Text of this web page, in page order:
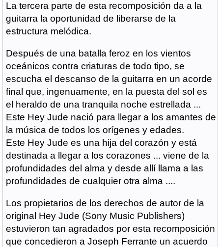
La tercera parte de esta recomposición da a la
guitarra la oportunidad de liberarse de la
estructura melódica.
Después de una batalla feroz en los vientos
oceánicos contra criaturas de todo tipo, se
escucha el descanso de la guitarra en un acorde
final que, ingenuamente, en la puesta del sol es
el heraldo de una tranquila noche estrellada ...
Este Hey Jude nació para llegar a los amantes de
la música de todos los orígenes y edades.
Este Hey Jude es una hija del corazón y está
destinada a llegar a los corazones ... viene de la
profundidades del alma y desde allí llama a las
profundidades de cualquier otra alma ....
Los propietarios de los derechos de autor de la
original Hey Jude (Sony Music Publishers)
estuvieron tan agradados por esta recomposición
que concedieron a Joseph Ferrante un acuerdo